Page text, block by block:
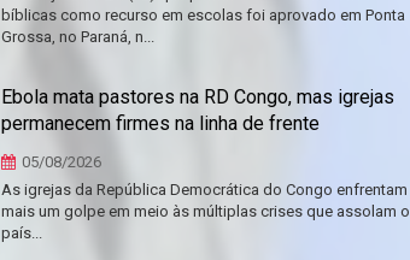
bíblicas como recurso em escolas foi aprovado em Ponta
Grossa, no Paraná, n...
Ebola mata pastores na RD Congo, mas igrejas
permanecem firmes na linha de frente
05/08/2026
As igrejas da República Democrática do Congo enfrentam
mais um golpe em meio às múltiplas crises que assolam o
país...